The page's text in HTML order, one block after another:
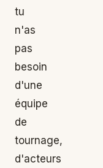
tu
n'as
pas
besoin
d'une
équipe
de
tournage,
d'acteurs